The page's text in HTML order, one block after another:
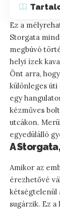
Ez a
Storgata
megbúvó
helyi ízek
Önt arra,
különleges
egy
kézműves
utcákon.
egyedülálló
A
Amikor az
érezhetővé
kétségtelenül
sugárzik. Ez